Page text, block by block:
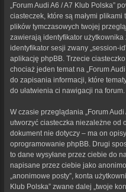
„Forum Audi A6 / A7 Klub Polska”
ciasteczek, które są małymi
plików tymczasowych twojej
zawierają identyfikator użytkownika
identyfikator sesji zwany „session-
aplikację phpBB. Trzecie
chociaż jeden temat na „Forum
do zapisania informacji, które
do ułatwienia ci nawigacji na forum.
W czasie przeglądania „Forum
utworzyć ciasteczka niezależne od
dokument nie dotyczy – ma on
oprogramowanie phpBB. Drugi
to dane wysyłane przez ciebie do
napisane przez ciebie jako
„anonimowe posty”, konta
Klub Polska” zwane dalej „twoje